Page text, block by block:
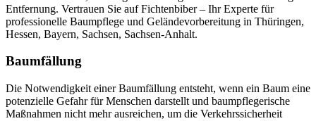
Entfernung. Vertrauen Sie auf Fichtenbiber – Ihr Experte für
professionelle Baumpflege und Geländevorbereitung in Thüringen,
Hessen, Bayern, Sachsen, Sachsen-Anhalt.
Baumfällung
Die Notwendigkeit einer Baumfällung entsteht, wenn ein Baum eine
potenzielle Gefahr für Menschen darstellt und baumpflegerische
Maßnahmen nicht mehr ausreichen, um die Verkehrssicherheit